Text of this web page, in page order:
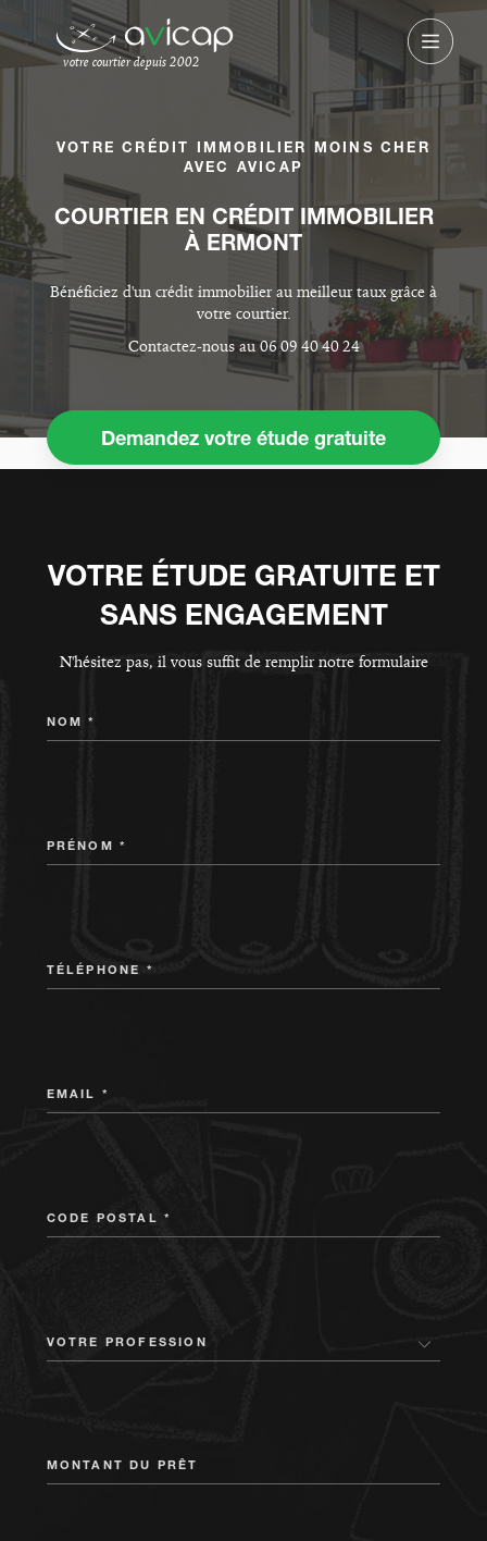
votre courtier depuis 2002
VOTRE CRÉDIT IMMOBILIER MOINS CHER
AVEC AVICAP
COURTIER EN CRÉDIT IMMOBILIER
À ERMONT
Bénéficiez d'un crédit immobilier au meilleur taux grâce à
votre courtier.
Contactez-nous au 06 09 40 40 24
Demandez votre étude gratuite
VOTRE ÉTUDE GRATUITE ET
SANS ENGAGEMENT
N'hésitez pas, il vous suffit de remplir notre formulaire
NOM *
PRÉNOM *
TÉLÉPHONE *
EMAIL *
CODE POSTAL *
VOTRE PROFESSION
MONTANT DU PRÊT